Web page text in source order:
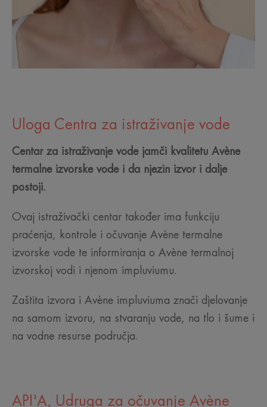
Uloga Centra za istraživanje vode
Centar za istraživanje vode jamči kvalitetu Avène
termalne izvorske vode i da njezin izvor i dalje
postoji.
Ovaj istraživački centar također ima funkciju
praćenja, kontrole i očuvanje Avène termalne
izvorske vode te informiranja o Avène termalnoj
izvorskoj vodi i njenom impluviumu.
Zaštita izvora i Avène impluviuma znači djelovanje
na samom izvoru, na stvaranju vode, na tlo i šume i
na vodne resurse područja.
API'A, Udruga za očuvanje Avène